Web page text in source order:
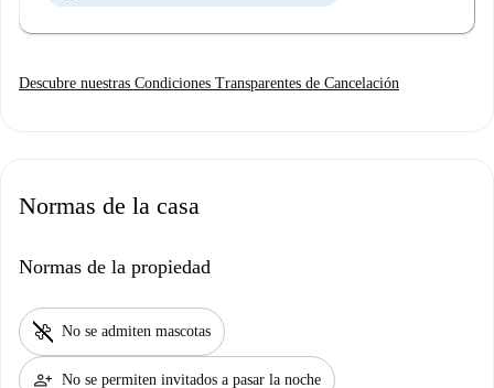
Descubre nuestras Condiciones Transparentes de Cancelación
Normas de la casa
Normas de la propiedad
pet_supplies No se admiten mascotas
person_add No se permiten invitados a pasar la noche